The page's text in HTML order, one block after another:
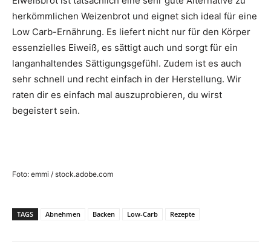
herkömmlichen Weizenbrot und eignet sich ideal für eine
Low Carb-Ernährung. Es liefert nicht nur für den Körper
essenzielles Eiweiß, es sättigt auch und sorgt für ein
langanhaltendes Sättigungsgefühl. Zudem ist es auch
sehr schnell und recht einfach in der Herstellung. Wir
raten dir es einfach mal auszuprobieren, du wirst
begeistert sein.
Foto: emmi / stock.adobe.com
TAGS Abnehmen Backen Low-Carb Rezepte